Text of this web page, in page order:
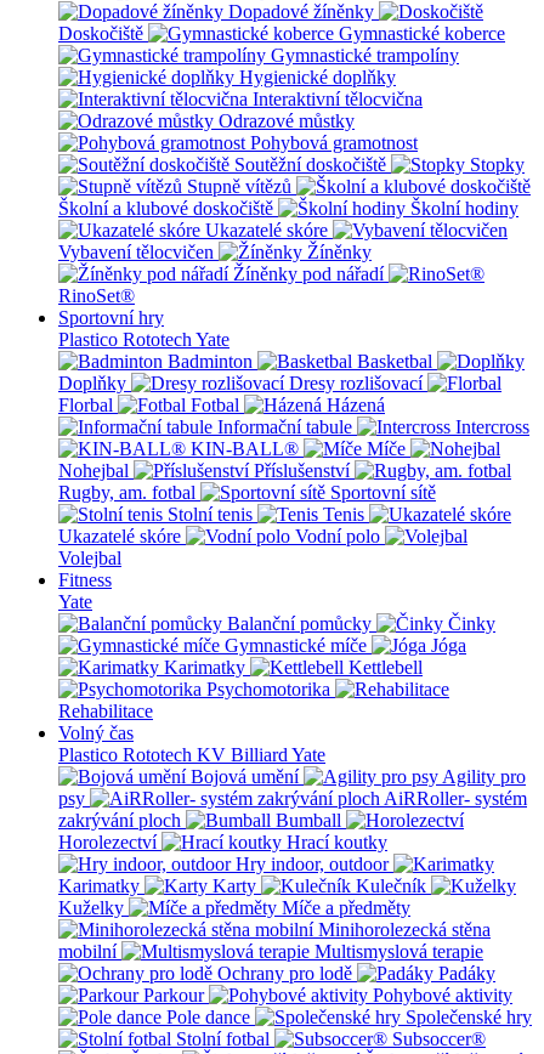
Dopadové žíněnky
Doskočiště
Gymnastické koberce
Gymnastické trampolíny
Hygienické doplňky
Interaktivní tělocvična
Odrazové můstky
Pohybová gramotnost
Soutěžní doskočiště
Stopky
Stupně vítězů
Školní a klubové doskočiště
Školní hodiny
Ukazatelé skóre
Vybavení tělocvičen
Žíněnky
Žíněnky pod nářadí
RinoSet®
Sportovní hry
Plastico Rototech Yate
Badminton
Basketbal
Doplňky
Dresy rozlišovací
Florbal
Fotbal
Házená
Informační tabule
Intercross
KIN-BALL®
Míče
Nohejbal
Příslušenství
Rugby, am. fotbal
Sportovní sítě
Stolní tenis
Tenis
Ukazatelé skóre
Vodní polo
Volejbal
Fitness
Yate
Balanční pomůcky
Činky
Gymnastické míče
Jóga
Karimatky
Kettlebell
Psychomotorika
Rehabilitace
Volný čas
Plastico Rototech KV Billiard Yate
Bojová umění
Agility pro
psy
AiRRoller- systém
zakrývání ploch
Bumball
Horolezectví
Hrací koutky
Hry indoor, outdoor
Karimatky
Karty
Kulečník
Kuželky
Míče a předměty
Minihorolezecká stěna
mobilní
Multismyslová terapie
Ochrany pro lodě
Padáky
Parkour
Pohybové aktivity
Pole dance
Společenské hry
Stolní fotbal
Subsoccer®